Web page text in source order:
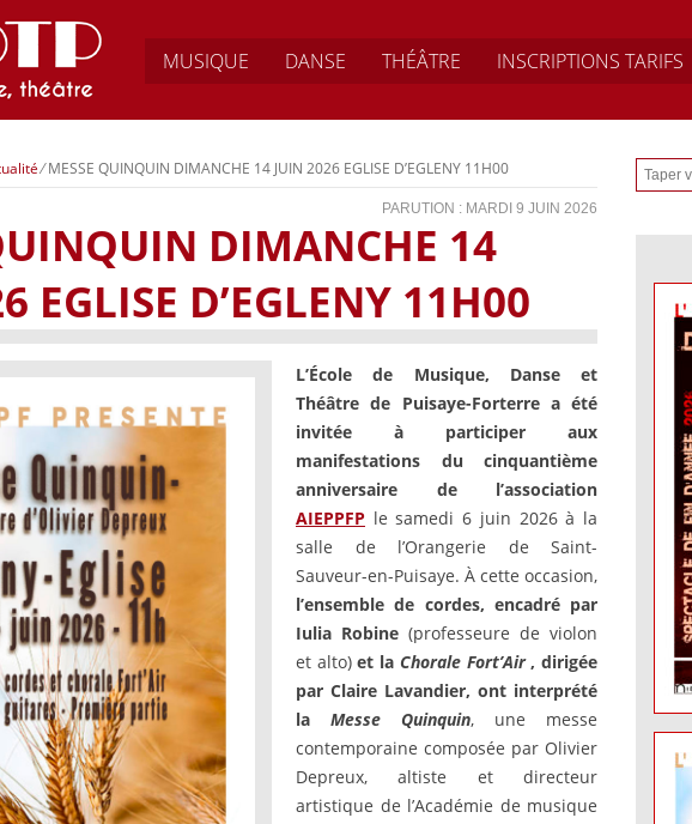
MUSIQUE DANSE THÉÂTRE INSCRIPTIONS TARIFS
⁄MESSE QUINQUIN DIMANCHE 14 JUIN 2026 EGLISE D’EGLENY 11H00
PARUTION : MARDI 9 JUIN 2026
DIMANCHE 14
EGLISE D’EGLENY 11H00
L’École de Musique, Danse et
Théâtre de Puisaye-Forterre a été
invitée à participer aux
manifestations du cinquantième
anniversaire de l’association
AIEPPFP le samedi 6 juin 2026 à la
salle de l’Orangerie de Saint-
Sauveur-en-Puisaye. À cette occasion,
l’ensemble de cordes, encadré par
Iulia Robine (professeure de violon
et alto)et la Chorale Fort’Air, dirigée
par Claire Lavandier, ont interprété
la Messe Quinquin, une messe
contemporaine composée par Olivier
Depreux, altiste et directeur
artistique de l’Académie de musique